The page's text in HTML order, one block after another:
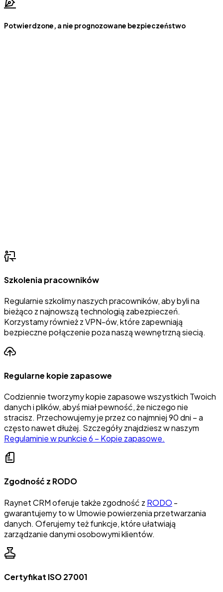
Potwierdzone, a nie prognozowane bezpieczeństwo
Szkolenia pracowników
Regularnie szkolimy naszych pracowników, aby byli na
bieżąco z najnowszą technologią zabezpieczeń.
Korzystamy również z VPN-ów, które zapewniają
bezpieczne połączenie poza naszą wewnętrzną siecią.
Regularne kopie zapasowe
Codziennie tworzymy kopie zapasowe wszystkich Twoich
danych i plików, abyś miał pewność, że niczego nie
stracisz. Przechowujemy je przez co najmniej 90 dni – a
często nawet dłużej. Szczegóły znajdziesz w naszym
Regulaminie w punkcie 6 – Kopie zapasowe.
Zgodność z RODO
Raynet CRM oferuje także zgodność z RODO -
gwarantujemy to w Umowie powierzenia przetwarzania
danych. Oferujemy też funkcje, które ułatwiają
zarządzanie danymi osobowymi klientów.
Certyfikat ISO 27001